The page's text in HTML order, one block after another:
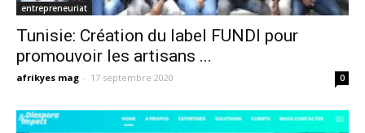
entrepreneuriat
Tunisie: Création du label FUNDI pour
promouvoir les artisans ...
afrikyes mag - 17 septembre 2020 0